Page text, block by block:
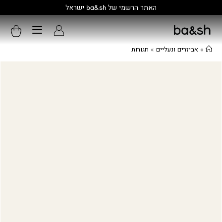
קולקציה חדשה:גלו עוד
» אביזרים ונעליים » חגורות